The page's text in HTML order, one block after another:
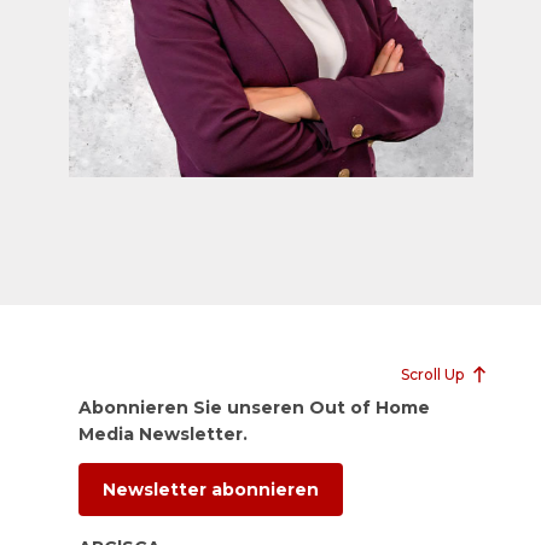
Scroll Up
Abonnieren Sie unseren Out of Home
Media Newsletter.
Newsletter abonnieren